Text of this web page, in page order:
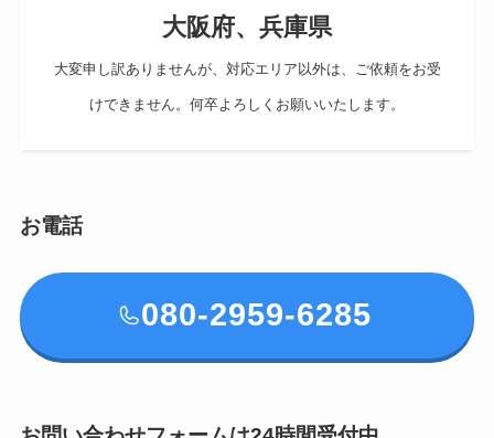
大阪府、兵庫県
大変申し訳ありませんが、対応エリア以外は、ご依頼をお受
けできません。何卒よろしくお願いいたします。
お電話
080-2959-6285